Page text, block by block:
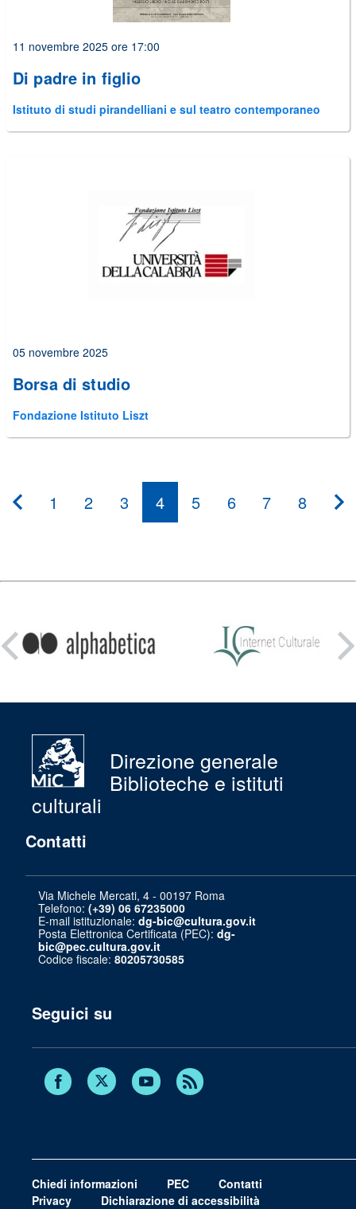
11 novembre 2025 ore 17:00
Di padre in figlio
Istituto di studi pirandelliani e sul teatro contemporaneo
05 novembre 2025
Borsa di studio
Fondazione Istituto Liszt
pagination.previous???
1 2 3 4 5 6 7 8
su:
Direzione generale
Biblioteche e istituti
culturali
Contatti
Via Michele Mercati, 4 - 00197 Roma
Telefono: (+39) 06 67235000
E-mail istituzionale: dg-bic@cultura.gov.it
Posta Elettronica Certificata (PEC): dg-
bic@pec.cultura.gov.it
Codice fiscale: 80205730585
Seguici su
Facebook Twitter Youtube
Chiedi informazioni PEC
Contatti
Privacy
Dichiarazione di accessibilità